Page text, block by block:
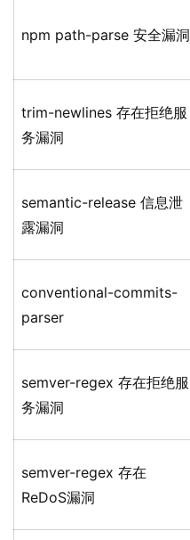
npm path-parse 安全漏洞
trim-newlines 存在拒绝服
务漏洞
semantic-release 信息泄
露漏洞
conventional-commits-
parser
semver-regex 存在拒绝服
务漏洞
semver-regex 存在
ReDoS漏洞